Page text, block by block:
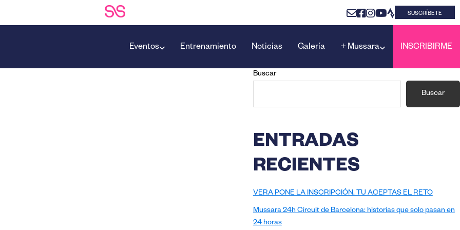
SUSCRÍBETE
Eventos Entrenamiento Noticias Galería + Mussara INSCRIBIRME
BARRA
LATERAL
PRINCIPAL
Buscar
Buscar
ENTRADAS
RECIENTES
VERA PONE LA INSCRIPCIÓN. TU ACEPTAS EL RETO
Mussara 24h Circuit de Barcelona: historias que solo pasan en
24 horas